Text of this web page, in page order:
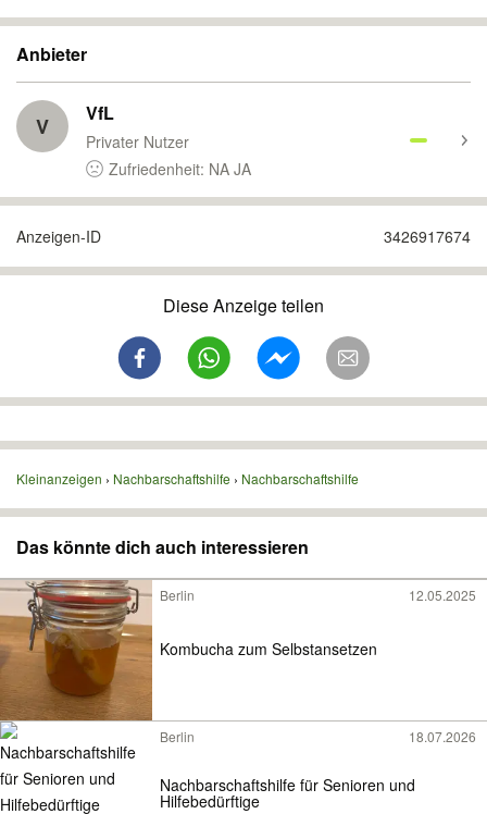
Anbieter
V VfL
Privater Nutzer
Zufriedenheit: NA JA
Anzeigen-ID 3426917674
Diese Anzeige teilen
Kleinanzeigen Nachbarschaftshilfe Nachbarschaftshilfe
Das könnte dich auch interessieren
Berlin 12.05.2025
Kombucha zum Selbstansetzen
Berlin 18.07.2026
Nachbarschaftshilfe für Senioren und
Hilfebedürftige